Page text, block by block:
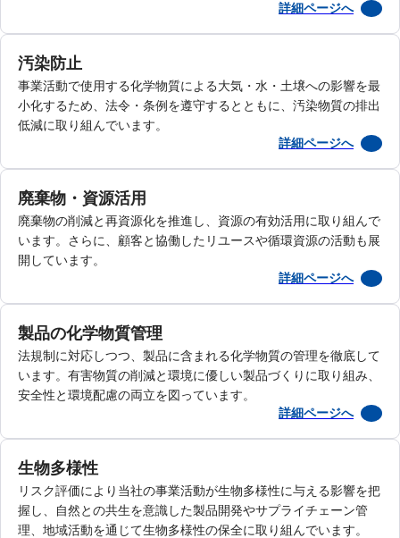
詳細ページへ
汚染防止
事業活動で使用する化学物質による大気・水・土壌への影響を最
小化するため、法令・条例を遵守するとともに、汚染物質の排出
低減に取り組んでいます。
詳細ページへ
廃棄物・資源活用
廃棄物の削減と再資源化を推進し、資源の有効活用に取り組んで
います。さらに、顧客と協働したリユースや循環資源の活動も展
開しています。
詳細ページへ
製品の化学物質管理
法規制に対応しつつ、製品に含まれる化学物質の管理を徹底して
います。有害物質の削減と環境に優しい製品づくりに取り組み、
安全性と環境配慮の両立を図っています。
詳細ページへ
生物多様性
リスク評価により当社の事業活動が生物多様性に与える影響を把
握し、自然との共生を意識した製品開発やサプライチェーン管
理、地域活動を通じて生物多様性の保全に取り組んでいます。